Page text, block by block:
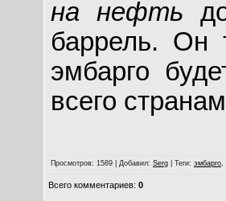
на нефть
баррель. Он
эмбарго
всего
Просмотров: 1589 | Добавил: Serg Теги: эмбарго,
Всего комментариев: 0